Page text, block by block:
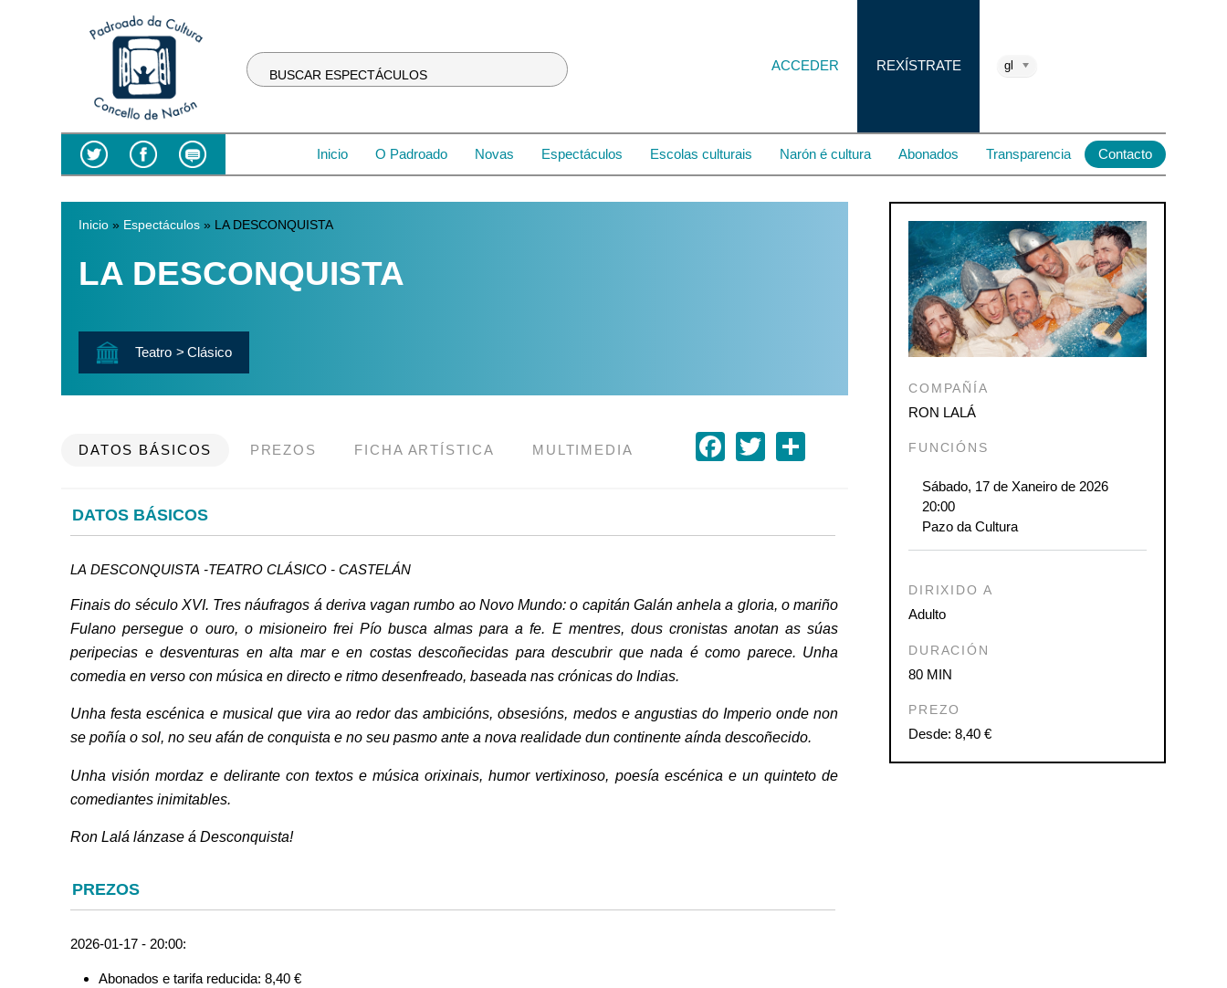
BUSCAR ESPECTÁCULOS
ACCEDER REXÍSTRATE gl
Inicio O Padroado Novas Espectáculos Escolas culturais Narón é cultura Abonados Transparencia Contacto
Vostede está aquí
Inicio» Espectáculos» LA DESCONQUISTA
LA DESCONQUISTA
Teatro Clásico
DATOS BÁSICOS PREZOS FICHA ARTÍSTICA MULTIMEDIA Facebook
TwitterShare
DATOS BÁSICOS
LA DESCONQUISTA -TEATRO CLÁSICO - CASTELÁN
Finais do século XVI. Tres náufragos á deriva vagan rumbo ao Novo Mundo: o capitán Galán anhela a gloria, o mariño
Fulano persegue o ouro, o misioneiro frei Pío busca almas para a fe. E mentres, dous cronistas anotan as súas
peripecias e desventuras en alta mar e en costas descoñecidas para descubrir que nada é como parece. Unha
comedia en verso con música en directo e ritmo desenfreado, baseada nas crónicas do Indias.
Unha festa escénica e musical que vira ao redor das ambicións, obsesións, medos e angustias do Imperio onde non
se poñía o sol, no seu afán de conquista e no seu pasmo ante a nova realidade dun continente aínda descoñecido.
Unha visión mordaz e delirante con textos e música orixinais, humor vertixinoso, poesía escénica e un quinteto de
comediantes inimitables.
Ron Lalá lánzase á Desconquista!
PREZOS
2026-01-17 - 20:00:
Abonados e tarifa reducida: 8,40 €
COMPAÑÍA
RON LALÁ
FUNCIÓNS
Sábado, 17 de Xaneiro de 2026
20:00
Pazo da Cultura
DIRIXIDO A
Adulto
DURACIÓN
80 MIN
PREZO
Desde: 8,40 €